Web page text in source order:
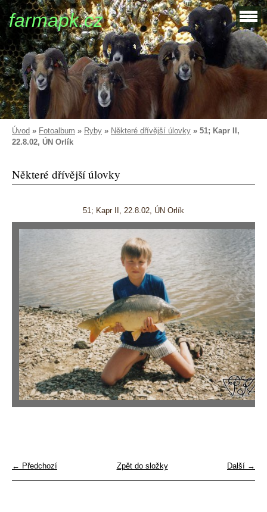
farmapk.cz
Úvod » Fotoalbum » Ryby » Některé dřívější úlovky » 51; Kapr II,
22.8.02, ÚN Orlík
Některé dřívější úlovky
51; Kapr II, 22.8.02, ÚN Orlík
← Předchozí Další →
Zpět do složky